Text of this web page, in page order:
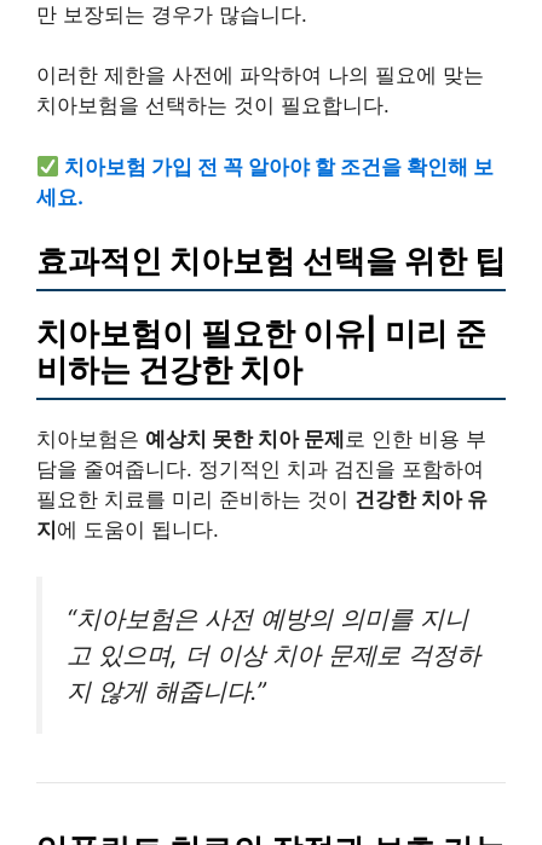
만 보장되는 경우가 많습니다.
이러한 제한을 사전에 파악하여 나의 필요에 맞는
치아보험을 선택하는 것이 필요합니다.
치아보험 가입 전 꼭 알아야 할 조건을 확인해 보
세요.
효과적인 치아보험 선택을 위한 팁
치아보험이 필요한 이유| 미리 준
비하는 건강한 치아
치아보험은 예상치 못한 치아 문제 로 인한 비용 부
담을 줄여줍니다. 정기적인 치과 검진을 포함하여
필요한 치료를 미리 준비하는 것이 건강한 치아 유
지 에 도움이 됩니다.
“치아보험은 사전 예방의 의미를 지니
고 있으며, 더 이상 치아 문제로 걱정하
지 않게 해줍니다.”